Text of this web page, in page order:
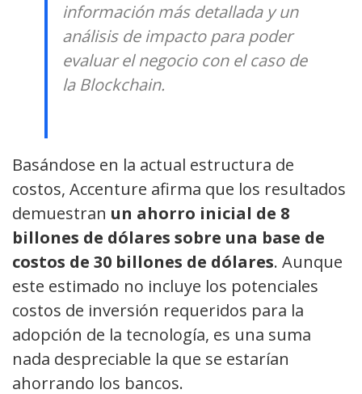
información más detallada y un
análisis de impacto para poder
evaluar el negocio con el caso de
la Blockchain.
Basándose en la actual estructura de
costos, Accenture afirma que los resultados
demuestran un ahorro inicial de 8
billones de dólares sobre una base de
costos de 30 billones de dólares. Aunque
este estimado no incluye los potenciales
costos de inversión requeridos para la
adopción de la tecnología, es una suma
nada despreciable la que se estarían
ahorrando los bancos.